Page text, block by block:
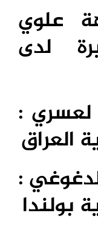
علوي
لدى
لعسري :
العراق
:
بولندا